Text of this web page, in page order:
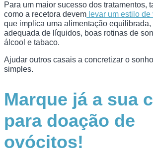
Para um maior sucesso dos tratamentos,
como a recetora devem levar um estilo
que implica uma alimentação equilibrada,
adequada de líquidos, boas rotinas de
álcool e tabaco.
Ajudar outros casais a concretizar o
simples.
Marque já a sua
para doação de
ovócitos!